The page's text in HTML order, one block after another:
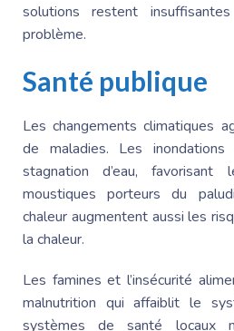
solutions restent
problème.
Santé publique
Les changements climatiques
de maladies. Les
stagnation d’eau,
moustiques porteurs du
chaleur augmentent aussi les
la chaleur.
Les famines et l’insécurité
malnutrition qui affaiblit le
systèmes de santé locaux